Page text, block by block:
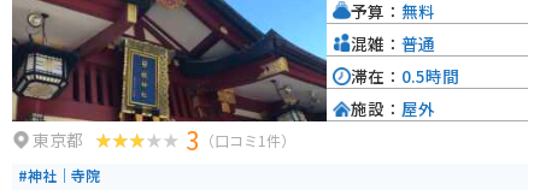
東京都 3 （口コミ1件）
#神社｜寺院
予算： 無料
混雑： 普通
滞在： 0.5時間
施設： 屋外